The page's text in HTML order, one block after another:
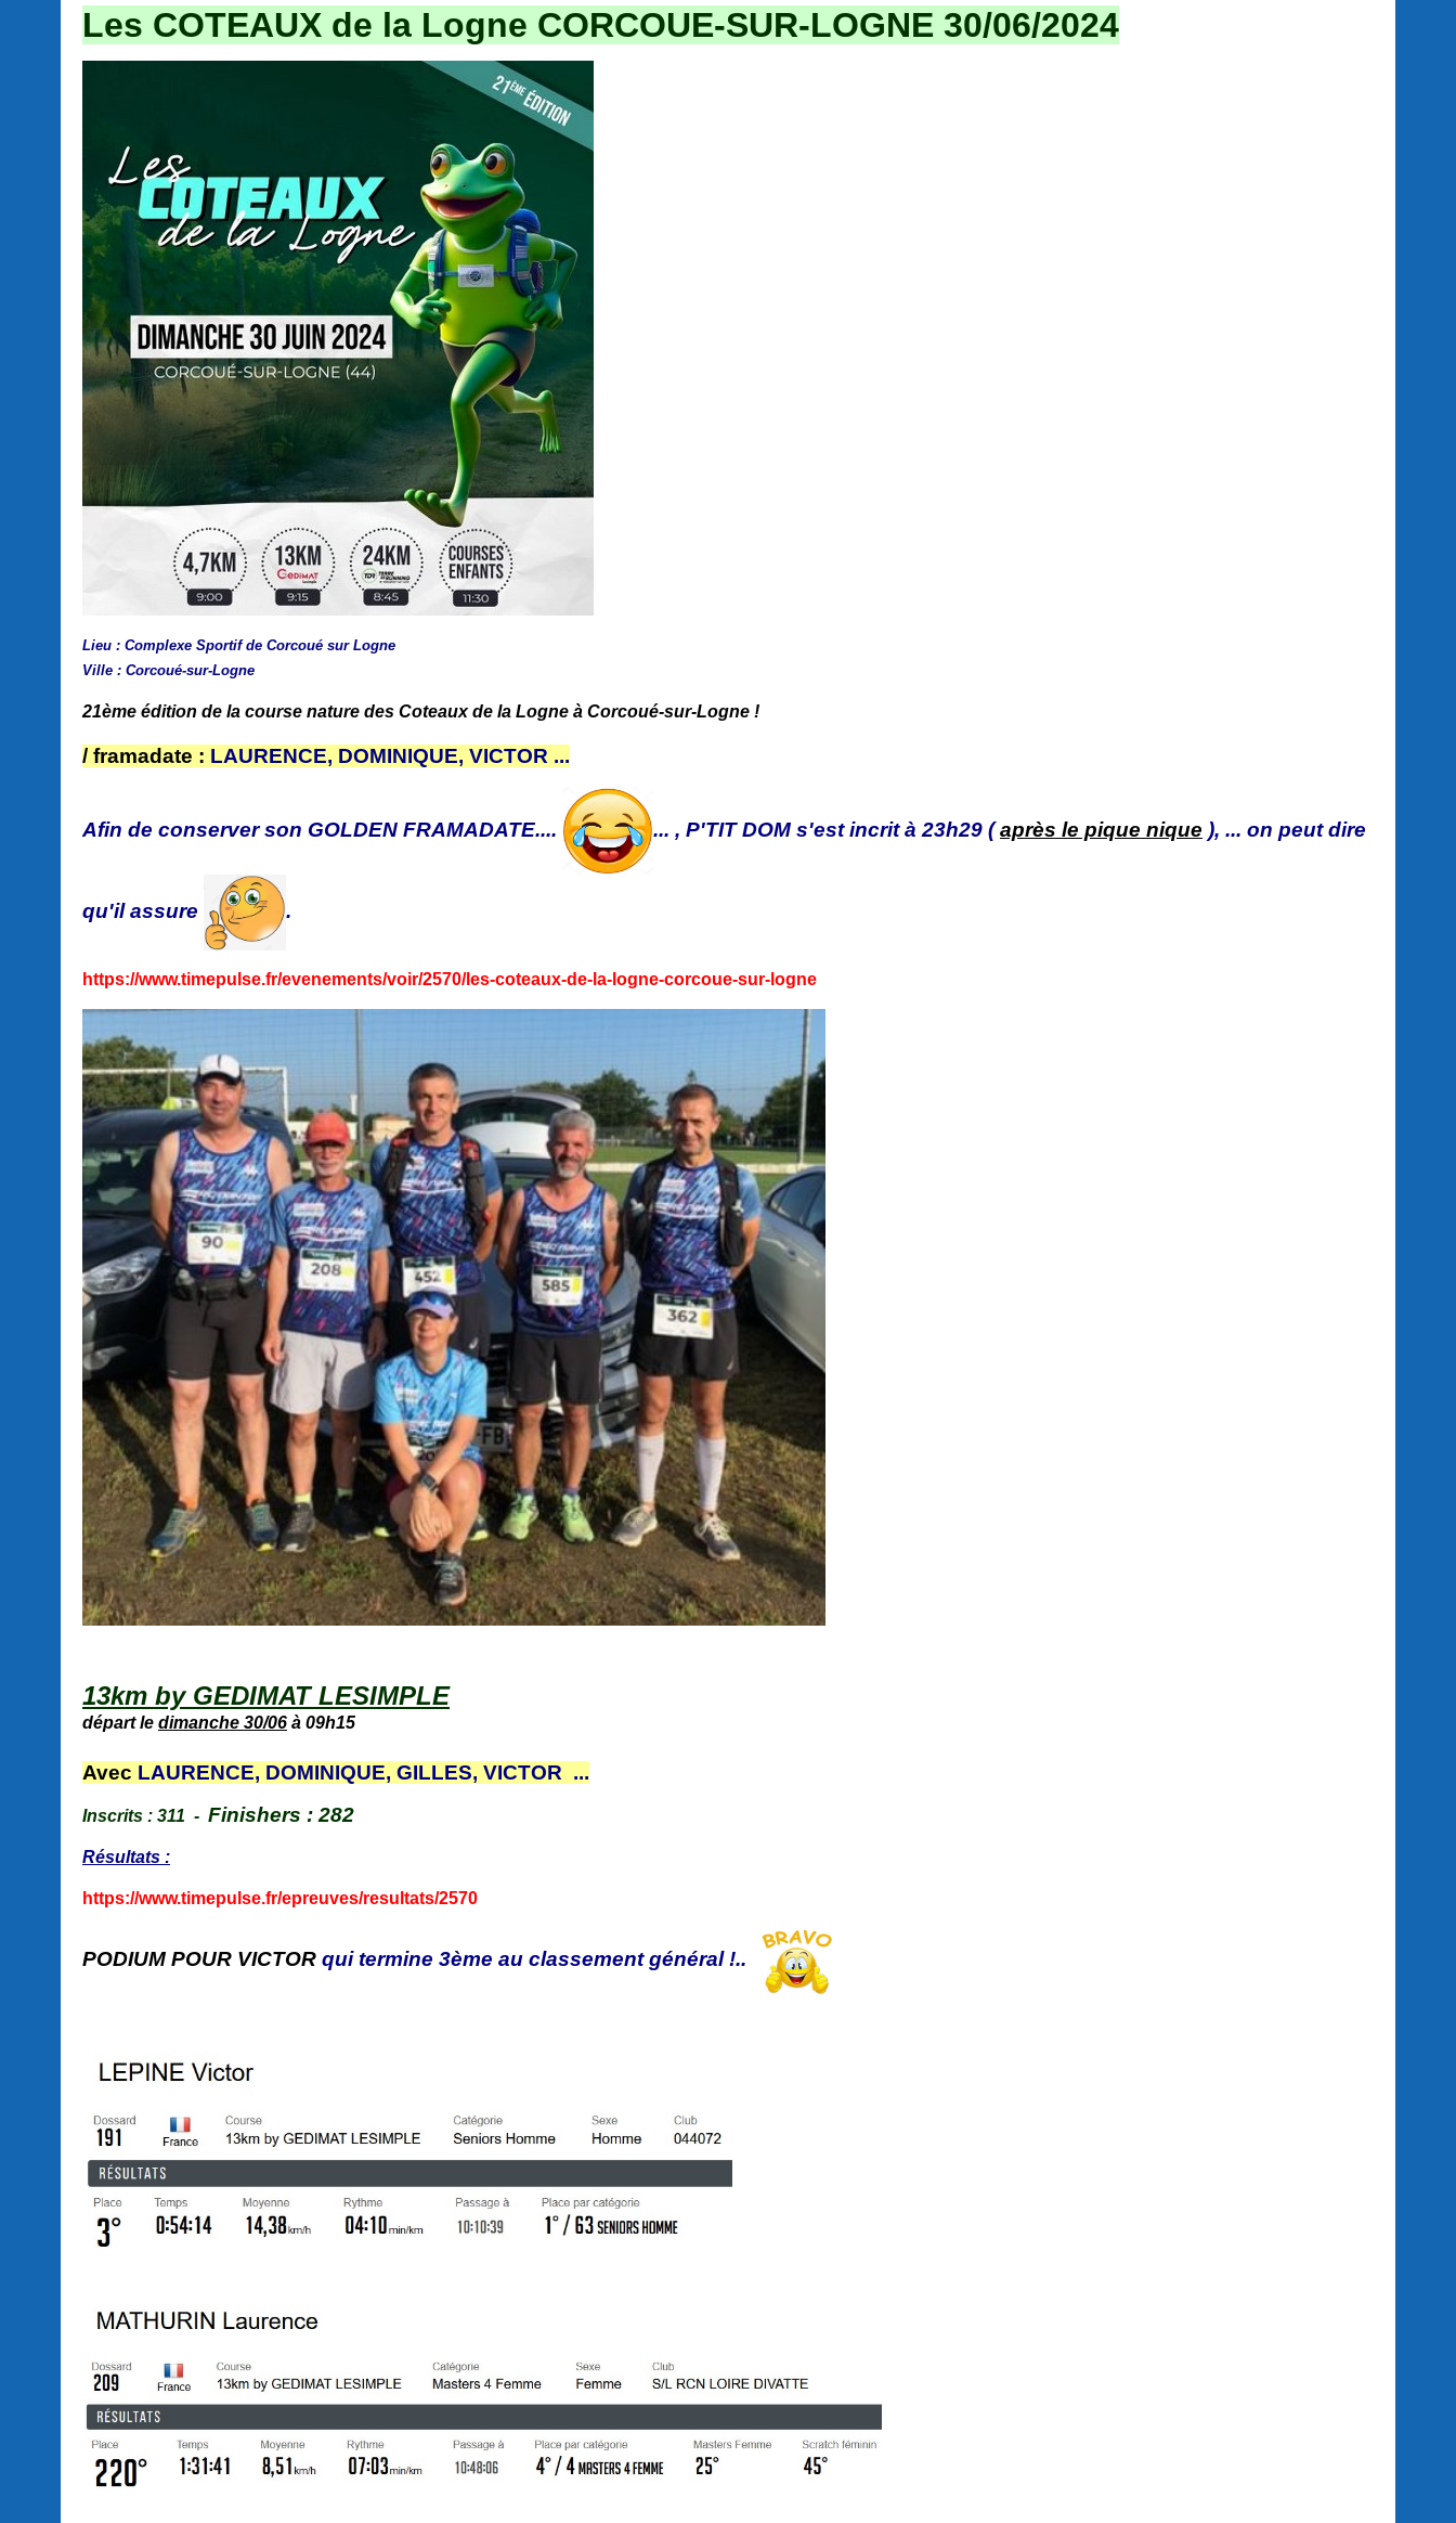
Les COTEAUX de la Logne CORCOUE-SUR-LOGNE 30/06/2024
Lieu : Complexe Sportif de Corcoué sur Logne
Ville : Corcoué-sur-Logne
21ème édition de la course nature des Coteaux de la Logne à Corcoué-sur-Logne !
/ framadate : LAURENCE, DOMINIQUE, VICTOR ...
Afin de conserver son GOLDEN FRAMADATE.... ... , P'TIT DOM s'est incrit à 23h29 (après le pique nique ), ... on peut dire
qu'il assure .
https://www.timepulse.fr/evenements/voir/2570/les-coteaux-de-la-logne-corcoue-sur-logne
13km by GEDIMAT LESIMPLE
départ le dimanche 30/06 à 09h15
Avec LAURENCE, DOMINIQUE, GILLES, VICTOR ...
Inscrits : 311 - Finishers : 282
Résultats :
https://www.timepulse.fr/epreuves/resultats/2570
PODIUM POUR VICTOR qui termine 3ème au classement général !..